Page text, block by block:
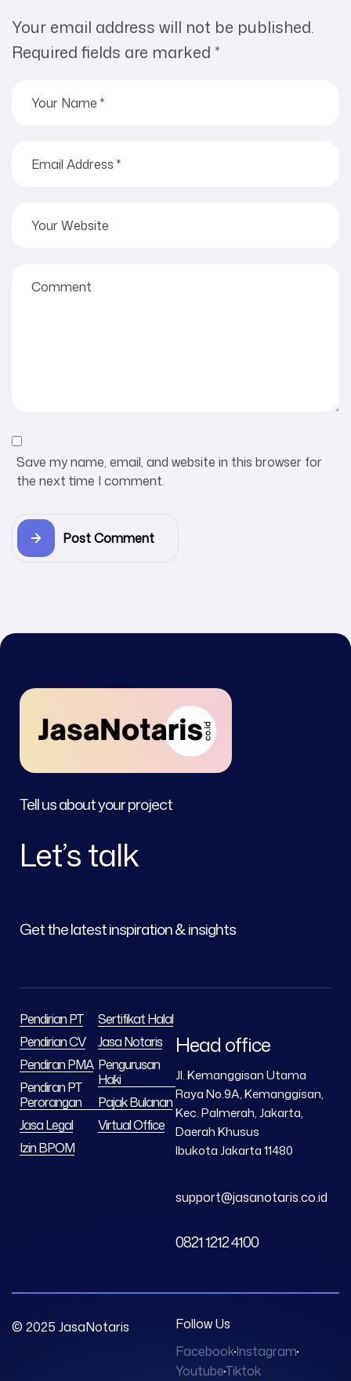
Your email address will not be published.
Required fields are marked *
Save my name, email, and website in this browser for
the next time I comment.
Post Comment
Tell us about your project
Let’s talk
Get the latest inspiration & insights
Pendirian PT
Pendirian CV
Pendiran PMA
Pendiran PT
Perorangan
Jasa Legal
Izin BPOM
Sertifikat Halal
Jasa Notaris
Pengurusan
Haki
Pajak Bulanan
Virtual Office
Head office
Jl. Kemanggisan Utama
Raya No.9A, Kemanggisan,
Kec. Palmerah, Jakarta,
Daerah Khusus
Ibukota Jakarta 11480
support@jasanotaris.co.id
0821 1212 4100
© 2025 JasaNotaris
Follow Us
FacebookInstagram
YoutubeTiktok